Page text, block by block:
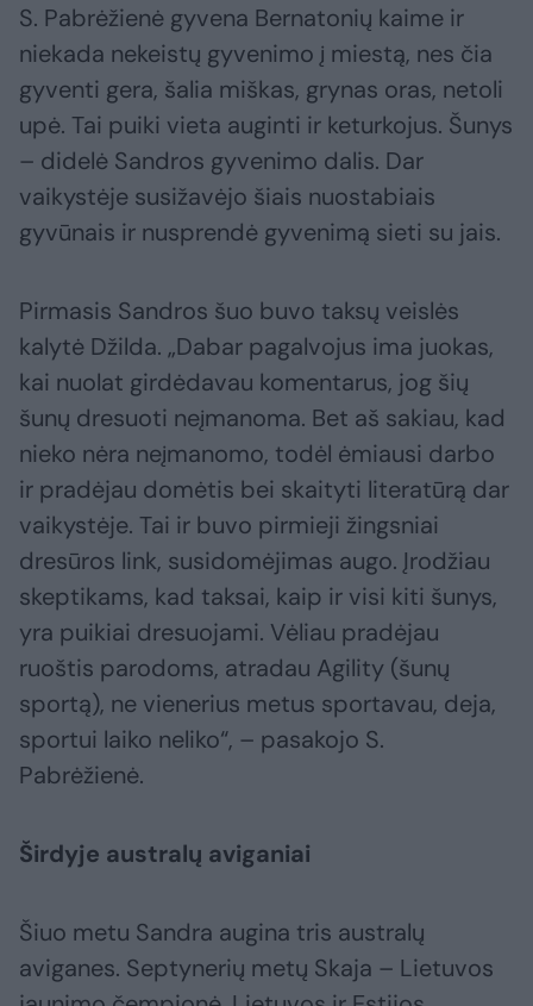
S. Pabrėžienė gyvena Bernatonių kaime ir
niekada nekeistų gyvenimo į miestą, nes čia
gyventi gera, šalia miškas, grynas oras, netoli
upė. Tai puiki vieta auginti ir keturkojus. Šunys
– didelė Sandros gyvenimo dalis. Dar
vaikystėje susižavėjo šiais nuostabiais
gyvūnais ir nusprendė gyvenimą sieti su jais.
Pirmasis Sandros šuo buvo taksų veislės
kalytė Džilda. „Dabar pagalvojus ima juokas,
kai nuolat girdėdavau komentarus, jog šių
šunų dresuoti neįmanoma. Bet aš sakiau, kad
nieko nėra neįmanomo, todėl ėmiausi darbo
ir pradėjau domėtis bei skaityti literatūrą dar
vaikystėje. Tai ir buvo pirmieji žingsniai
dresūros link, susidomėjimas augo. Įrodžiau
skeptikams, kad taksai, kaip ir visi kiti šunys,
yra puikiai dresuojami. Vėliau pradėjau
ruoštis parodoms, atradau Agility (šunų
sportą), ne vienerius metus sportavau, deja,
sportui laiko neliko“, – pasakojo S.
Pabrėžienė.
Širdyje australų aviganiai
Šiuo metu Sandra augina tris australų
aviganes. Septynerių metų Skaja – Lietuvos